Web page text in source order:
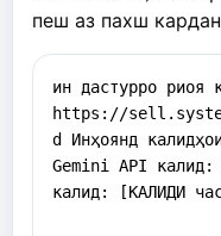
пеш аз пахш